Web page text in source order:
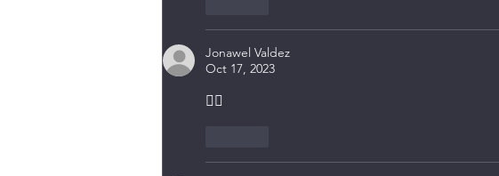
Jonawel Valdez
Oct 17, 2023
👍🏾